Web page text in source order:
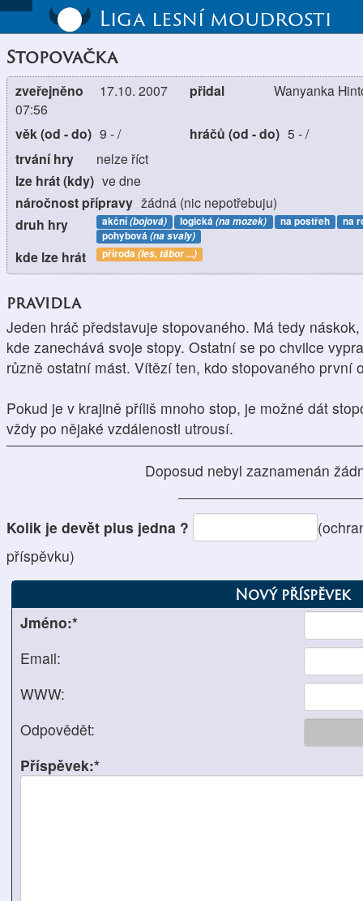
Liga lesní moudrosti
Stopovačka
zveřejněno
17.10. 2007
07:56
přidal Wanyanka
věk (od - do) 9 -/ hráčů (od - do) 5 -/
trvání hry nelze říct
lze hrát (kdy) ve dne
náročnost přípravy žádná (nic nepotřebuju)
druh hry akční(bojová) logická(na mozek) na postřeh
na
pohybová(na svaly)
kde lze hrát příroda(les, tábor ...)
pravidla
Jeden hráč představuje stopovaného. Má tedy
kde zanechává svoje stopy. Ostatní se po chvilce
různě ostatní mást. Vítězí ten, kdo stopovaného první
Pokud je v krajině příliš mnoho stop, je možné dát
vždy po nějaké vzdálenosti utrousí.
Doposud nebyl zaznamenán
Kolik je devět plus jedna ?
příspěvku)
Nový příspěvek
Jméno:*
Email:
WWW:
Odpovědět:
Příspěvek:*